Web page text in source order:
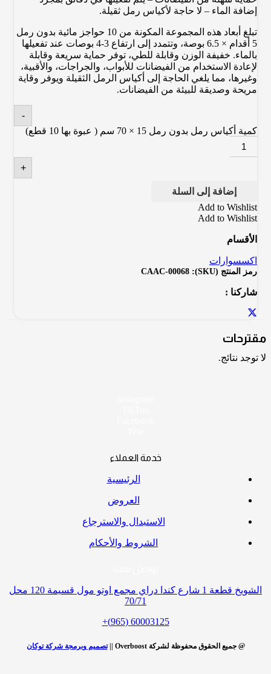
إضافة الماء – لا حاجة لأكياس رمل ثقيلة.
تبلغ أبعاد هذه المجموعة المكونة من 10 حواجز مائية بدون رمل
5 أقدام × 6.5 بوصة، وتتمدد إلى ارتفاع 3-4 بوصات عند تفعيلها
بالماء. خفيفة الوزن وقابلة للطي، توفر حماية سريعة وقابلة
لإعادة الاستخدام من الفيضانات للأبواب، والجراجات، والأقبية،
وغيرها، مما يلغي الحاجة إلى أكياس الرمل الثقيلة ويوفر وقاية
مريحة وصديقة للبيئة من الفيضانات.
-
كمية أكياس رمل بدون رمل 15 × 70 سم ( عبوة بها 10 قطع)
+
إضافة إلى السلة
Add to Wishlist
Add to Wishlist
الأقسام
اكسسوارات
رمز المنتج (SKU): CAAC-00068
شاركنا :
مقترحات
لا توجد نتائج.
خدمة العملاء
الرئيسية
العروض
الاستبدال والاسترجاع
الشروط والأحكام
الشويخ قطعة 1 شارع كندا دراي مجمع اوتو مول قسيمة 120 محل
70/71
60003125 (965)+
@ جميع الحقوق محفوظة لشركة Overboost || تصميم وبرمجة شركة توكان